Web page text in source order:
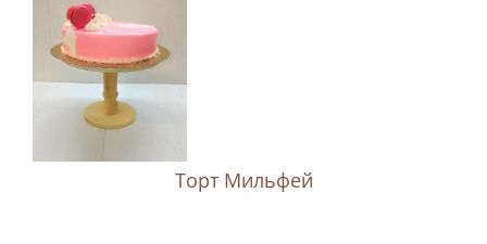
Торт Мильфей